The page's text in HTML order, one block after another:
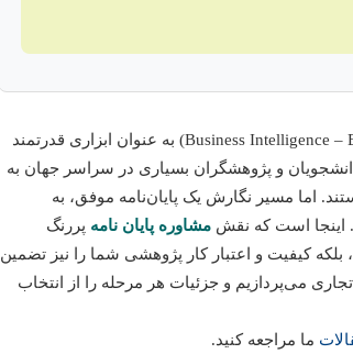
در دنیای پرشتاب امروز، که داده‌ها همچون رودخانه‌ای خروشان در جریان‌اند، هوش تجاری (Business Intelligence – BI) به عنوان ابزاری قدرتمند
و پژوهشگران بسیاری در سراسر جهان به
اما مسیر نگارش یک پایان‌نامه موفق، به
اینجا است که نقش مشاوره پایان نامه پررنگ
کیفیت و اعتبار کار پژوهشی شما را نیز تضمین
می‌پردازیم و جزئیات هر مرحله را از انتخاب
ما مراجعه کنید.